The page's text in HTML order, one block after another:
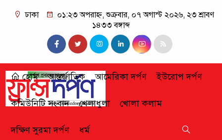
ঢাকা
০১:২৩ অপরাহ্ন, শুক্রবার, ০৭ অগাস্ট ২০২৬, ২৩ শ্রাবণ
১৪৩৩ বঙ্গাব্দ
হোম আন্তর্জাতিক আমেরিকা দর্পণ ইউরোপ দর্পণ
কমিউনিটি সংবাদ খেলাধুলা খোলা কলাম
দক্ষিণ সুরমা দর্পণ ধর্ম